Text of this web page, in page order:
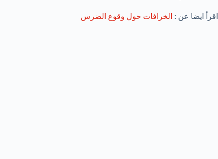
اقرأ ايضا عن : الخرافات حول وقوع الضرس